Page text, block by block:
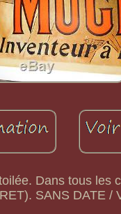
Dans tous les
SANS DATE /